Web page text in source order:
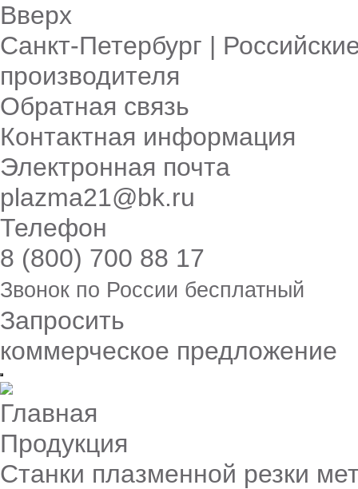
Вверх
Санкт-Петербург |
производителя
Обратная связь
Контактная информация
Электронная почта
plazma21@bk.ru
Телефон
8 (800) 700 88 17
Звонок по России бесплатный
Запросить
коммерческое предложение
Главная
Продукция
Станки плазменной резки